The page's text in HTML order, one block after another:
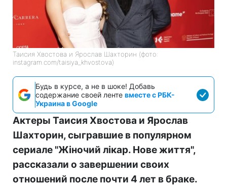
Таисия Хвостова и Ярослав Шахторин (фото:
instagram.com/taisiya_khvostova)
Будь в курсе, а не в шоке! Добавь
содержание своей ленте вместе с РБК-
Украина в Google
Актеры Таисия Хвостова и Ярослав
Шахторин, сыгравшие в популярном
сериале "Жіночий лікар. Нове життя",
рассказали о завершении своих
отношений после почти 4 лет в браке.